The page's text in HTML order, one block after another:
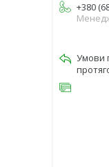
+380